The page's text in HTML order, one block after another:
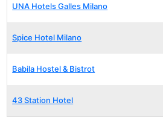
UNA Hotels Galles Milano
Spice Hotel Milano
Babila Hostel & Bistrot
43 Station Hotel